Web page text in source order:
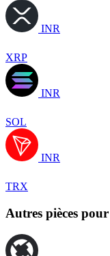
INR
XRP
INR
SOL
INR
TRX
Autres pièces